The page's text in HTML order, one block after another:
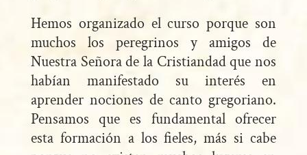
Hemos organizado el curso porque son
muchos los peregrinos y amigos de
Nuestra Señora de la Cristiandad que nos
habían manifestado su interés en
aprender nociones de canto gregoriano.
Pensamos que es fundamental ofrecer
esta formación a los fieles, más si cabe